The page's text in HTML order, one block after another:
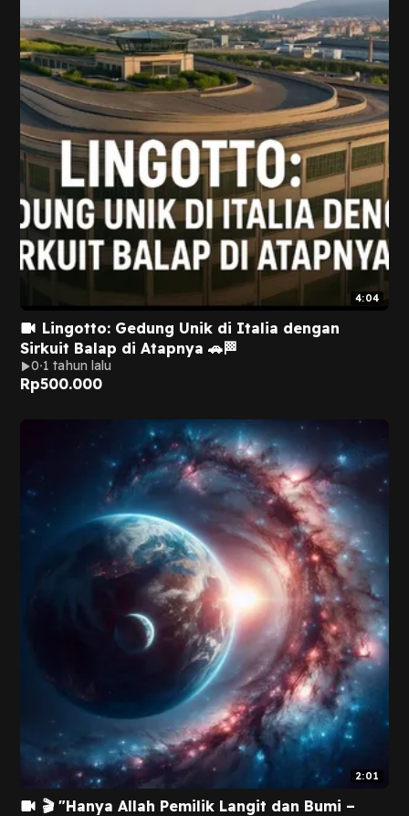
4:04
Lingotto: Gedung Unik di Italia dengan
Sirkuit Balap di Atapnya 🚗🏁
0 1 tahun lalu
Rp500.000
2:01
🎬 "Hanya Allah Pemilik Langit dan Bumi –